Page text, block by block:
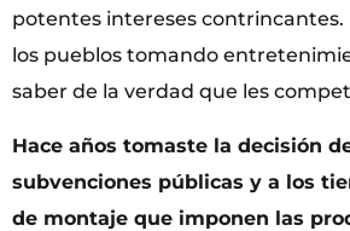
potentes intereses contrincantes.
los pueblos tomando
saber de la verdad que les
Hace años tomaste la decisión
subvenciones públicas y a los
de montaje que imponen las